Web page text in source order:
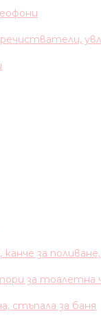
канче за
за тоалетна
стъпала за баня